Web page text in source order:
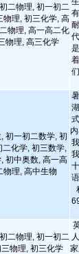
二物理, 初一初二
物理, 初三化学, 高
物理, 高一高二化
物理, 高三化学
初一初二数学, 初
化学, 初三数学,
初中奥数, 高一高
物理, 高中生物
二物理, 初一初二
物理, 初三化学